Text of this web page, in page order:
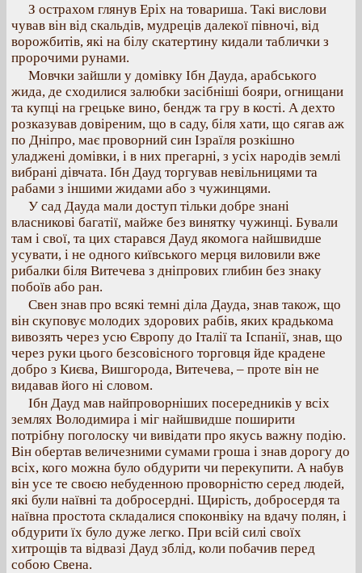
З острахом глянув Еріх на товариша. Такі вислови
чував він від скальдів, мудреців далекої півночі, від
ворожбитів, які на білу скатертину кидали таблички з
пророчими рунами.
Мовчки зайшли у домівку Ібн Дауда, арабського
жида, де сходилися залюбки засібніші бояри, огнищани
та купці на грецьке вино, бендж та гру в кості. А дехто
розказував довіреним, що в саду, біля хати, що сягав аж
по Дніпро, має проворний син Ізраїля розкішно
уладжені домівки, і в них прегарні, з усіх народів землі
вибрані дівчата. Ібн Дауд торгував невільницями та
рабами з іншими жидами або з чужинцями.
У сад Дауда мали доступ тільки добре знані
власникові багатії, майже без винятку чужинці. Бували
там і свої, та цих старався Дауд якомога найшвидше
усувати, і не одного київського мерця виловили вже
рибалки біля Витечева з дніпрових глибин без знаку
побоїв або ран.
Свен знав про всякі темні діла Дауда, знав також, що
він скуповує молодих здорових рабів, яких крадькома
вивозять через усю Європу до Італії та Іспанії, знав, що
через руки цього безсовісного торговця йде крадене
добро з Києва, Вишгорода, Витечева, – проте він не
видавав його ні словом.
Ібн Дауд мав найпроворніших посередників у всіх
землях Володимира і міг найшвидше поширити
потрібну поголоску чи вивідати про якусь важну подію.
Він обертав величезними сумами гроша і знав дорогу до
всіх, кого можна було обдурити чи перекупити. А набув
він усе те своєю небуденною проворністю серед людей,
які були наївні та добросердні. Щирість, добросердя та
наївна простота складалися споконвіку на вдачу полян, і
обдурити їх було дуже легко. При всій силі своїх
хитрощів та відвазі Дауд зблід, коли побачив перед
собою Свена.